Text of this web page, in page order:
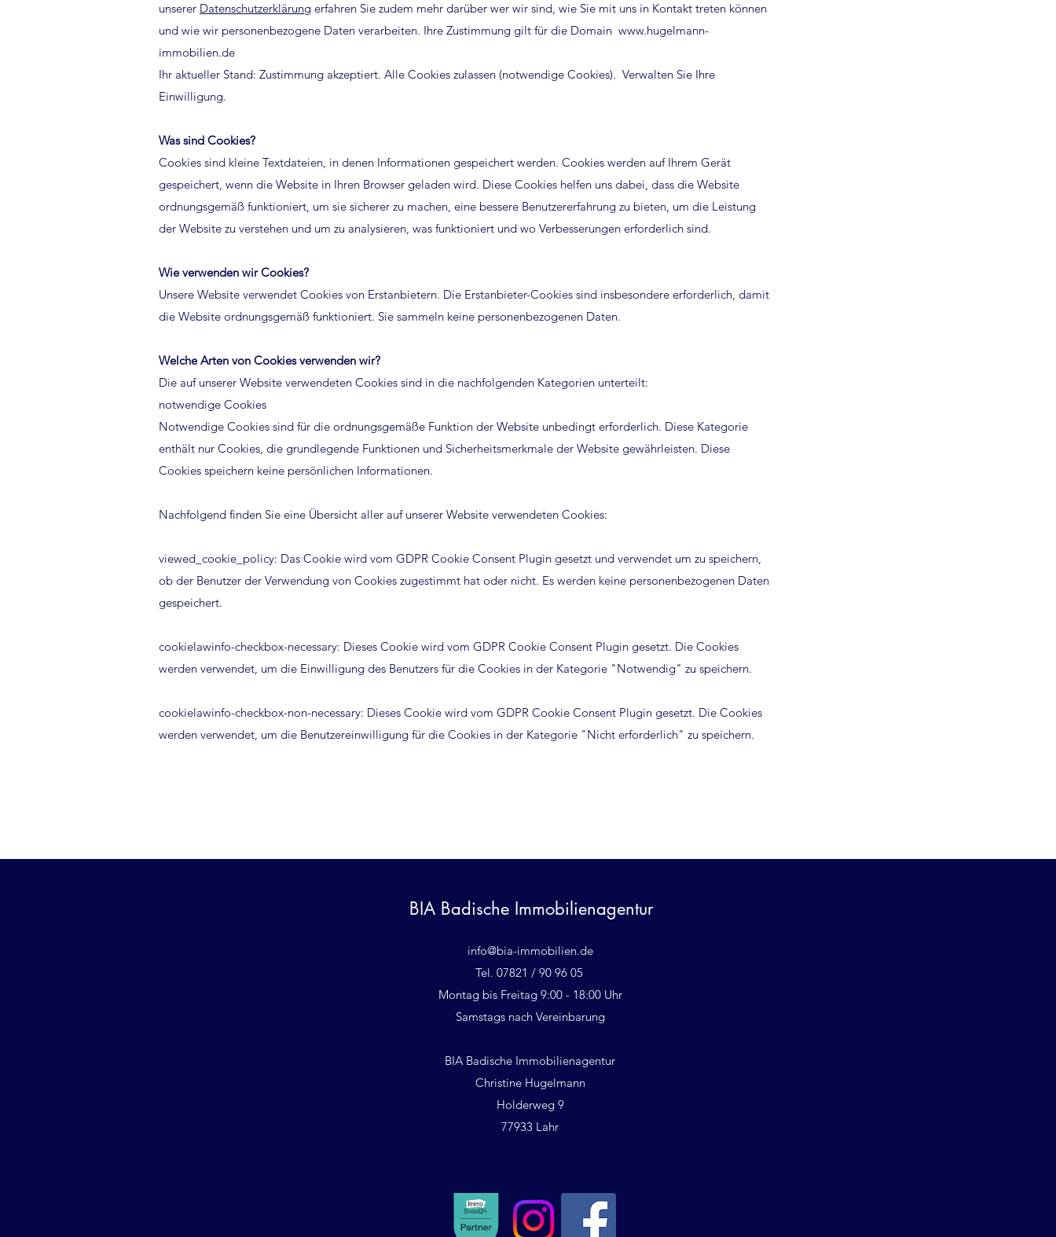
unserer Datenschutzerklärung erfahren Sie zudem mehr darüber wer wir sind, wie Sie mit uns in Kontakt treten können
und wie wir personenbezogene Daten verarbeiten. Ihre Zustimmung gilt für die Domain www.hugelmann-
immobilien.de
Ihr aktueller Stand: Zustimmung akzeptiert. Alle Cookies zulassen (notwendige Cookies). Verwalten Sie Ihre
Einwilligung.
Was sind Cookies?
Cookies sind kleine Textdateien, in denen Informationen gespeichert werden. Cookies werden auf Ihrem Gerät
gespeichert, wenn die Website in Ihren Browser geladen wird. Diese Cookies helfen uns dabei, dass die Website
ordnungsgemäß funktioniert, um sie sicherer zu machen, eine bessere Benutzererfahrung zu bieten, um die Leistung
der Website zu verstehen und um zu analysieren, was funktioniert und wo Verbesserungen erforderlich sind.
Wie verwenden wir Cookies?
Unsere Website verwendet Cookies von Erstanbietern. Die Erstanbieter-Cookies sind insbesondere erforderlich, damit
die Website ordnungsgemäß funktioniert. Sie sammeln keine personenbezogenen Daten.
Welche Arten von Cookies verwenden wir?
Die auf unserer Website verwendeten Cookies sind in die nachfolgenden Kategorien unterteilt:
notwendige Cookies
Notwendige Cookies sind für die ordnungsgemäße Funktion der Website unbedingt erforderlich. Diese Kategorie
enthält nur Cookies, die grundlegende Funktionen und Sicherheitsmerkmale der Website gewährleisten. Diese
Cookies speichern keine persönlichen Informationen.
Nachfolgend finden Sie eine Übersicht aller auf unserer Website verwendeten Cookies:
viewed_cookie_policy: Das Cookie wird vom GDPR Cookie Consent Plugin gesetzt und verwendet um zu speichern,
ob der Benutzer der Verwendung von Cookies zugestimmt hat oder nicht. Es werden keine personenbezogenen Daten
gespeichert.
cookielawinfo-checkbox-necessary: Dieses Cookie wird vom GDPR Cookie Consent Plugin gesetzt. Die Cookies
werden verwendet, um die Einwilligung des Benutzers für die Cookies in der Kategorie "Notwendig" zu speichern.
cookielawinfo-checkbox-non-necessary: Dieses Cookie wird vom GDPR Cookie Consent Plugin gesetzt. Die Cookies
werden verwendet, um die Benutzereinwilligung für die Cookies in der Kategorie "Nicht erforderlich" zu speichern.
BIA Badische Immobilienagentur
info@bia-immobilien.de
Tel. 07821 / 90 96 05
Montag bis Freitag 9:00 - 18:00 Uhr
Samstags nach Vereinbarung
BIA Badische Immobilienagentur
Christine Hugelmann
Holderweg 9
77933 Lahr